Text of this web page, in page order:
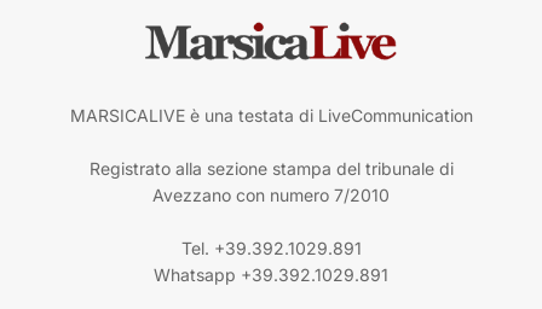
MARSICALIVE è una testata di LiveCommunication
Registrato alla sezione stampa del tribunale di
Avezzano con numero 7/2010
Tel. +39.392.1029.891
Whatsapp +39.392.1029.891